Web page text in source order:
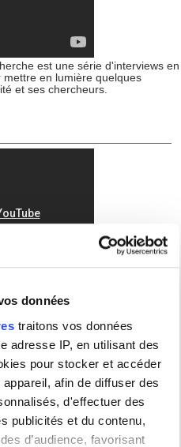
données
traitons vos données
adresse IP, en utilisant des
pour stocker et accéder
afin de diffuser des
d'effectuer des
publicités et du contenu,
d’audience, favorisant
est une série d'interviews en
en lumière quelques
et ses chercheurs.
chercheurs et leurs sujets
la Sorbonne Nouvelle
2023 de 9h30 à 17h30